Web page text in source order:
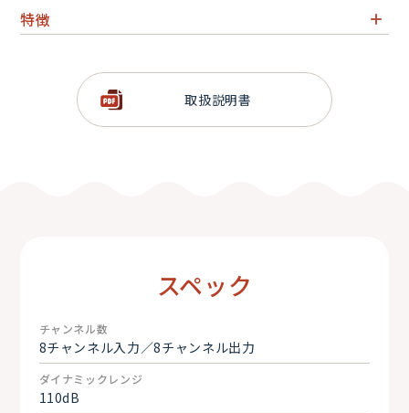
特徴
3電源供給
専用リモート･コントローラー付（S-4000R）
取扱説明書
スペック
チャンネル数
8チャンネル入力／8チャンネル出力
ダイナミックレンジ
110dB